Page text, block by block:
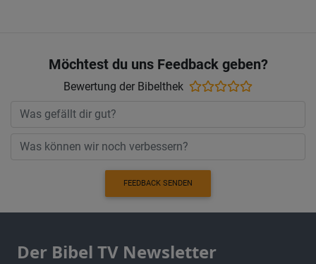
Möchtest du uns Feedback geben?
Bewertung der Bibelthek
FEEDBACK SENDEN
Der Bibel TV Newsletter